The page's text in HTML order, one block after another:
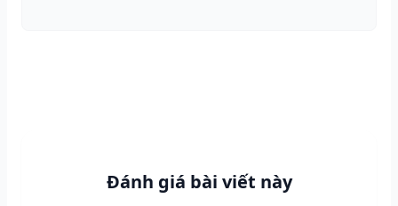
Đánh giá bài viết này